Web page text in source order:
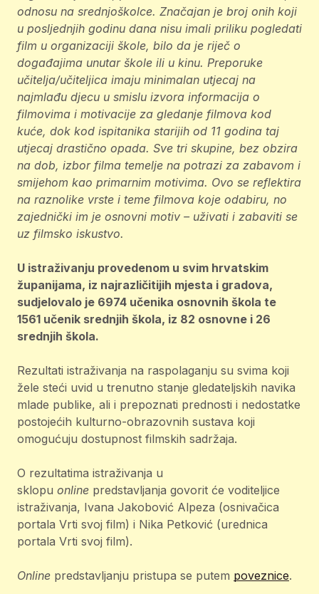
odnosu na srednjoškolce. Značajan je broj onih koji
u posljednjih godinu dana nisu imali priliku pogledati
film u organizaciji škole, bilo da je riječ o
događajima unutar škole ili u kinu. Preporuke
učitelja/učiteljica imaju minimalan utjecaj na
najmlađu djecu u smislu izvora informacija o
filmovima i motivacije za gledanje filmova kod
kuće, dok kod ispitanika starijih od 11 godina taj
utjecaj drastično opada. Sve tri skupine, bez obzira
na dob, izbor filma temelje na potrazi za zabavom i
smijehom kao primarnim motivima. Ovo se reflektira
na raznolike vrste i teme filmova koje odabiru, no
zajednički im je osnovni motiv – uživati i zabaviti se
uz filmsko iskustvo.
U istraživanju provedenom u svim hrvatskim
županijama, iz najrazličitijih mjesta i gradova,
sudjelovalo je 6974 učenika osnovnih škola te
1561 učenik srednjih škola, iz 82 osnovne i 26
srednjih škola.
Rezultati istraživanja na raspolaganju su svima koji
žele steći uvid u trenutno stanje gledateljskih navika
mlade publike, ali i prepoznati prednosti i nedostatke
postojećih kulturno-obrazovnih sustava koji
omogućuju dostupnost filmskih sadržaja.
O rezultatima istraživanja u
sklopu online predstavljanja govorit će voditeljice
istraživanja, Ivana Jakobović Alpeza (osnivačica
portala Vrti svoj film) i Nika Petković (urednica
portala Vrti svoj film).
Online predstavljanju pristupa se putem poveznice.